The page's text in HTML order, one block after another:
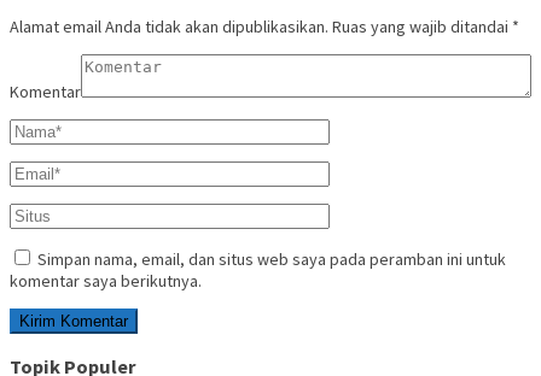
Alamat email Anda tidak akan dipublikasikan. Ruas yang wajib ditandai *
Komentar
Simpan nama, email, dan situs web saya pada peramban ini untuk
komentar saya berikutnya.
Topik Populer